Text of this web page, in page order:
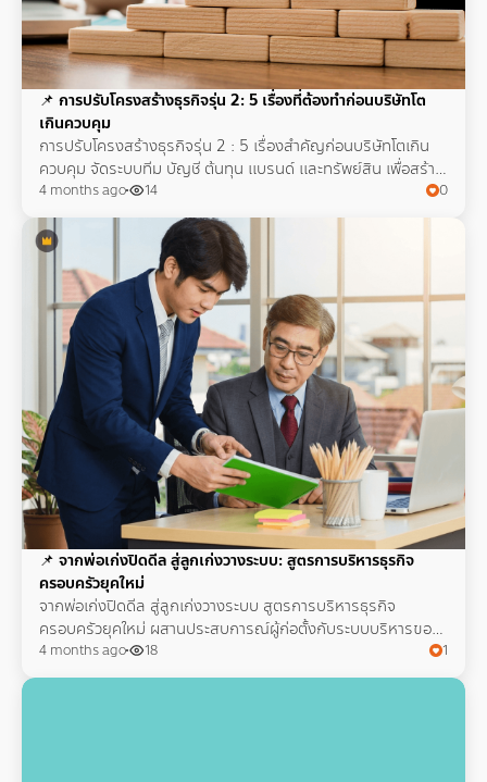
📌 การปรับโครงสร้างธุรกิจรุ่น 2: 5 เรื่องที่ต้องทำก่อนบริษัทโต
เกินควบคุม
การปรับโครงสร้างธุรกิจรุ่น 2 : 5 เรื่องสำคัญก่อนบริษัทโตเกิน
ควบคุม จัดระบบทีม บัญชี ต้นทุน แบรนด์ และทรัพย์สิน เพื่อสร้าง
ธุรกิจที่เติบโตอย่างมั่นคง
4 months ago 14 0
📌 จากพ่อเก่งปิดดีล สู่ลูกเก่งวางระบบ: สูตรการบริหารธุรกิจ
ครอบครัวยุคใหม่
จากพ่อเก่งปิดดีล สู่ลูกเก่งวางระบบ สูตรการบริหารธุรกิจ
ครอบครัวยุคใหม่ ผสานประสบการณ์ผู้ก่อตั้งกับระบบบริหารของ
เจ้าของธุรกิจรุ่นใหม่ให้เติบโตยั่งยืน
4 months ago 18 1